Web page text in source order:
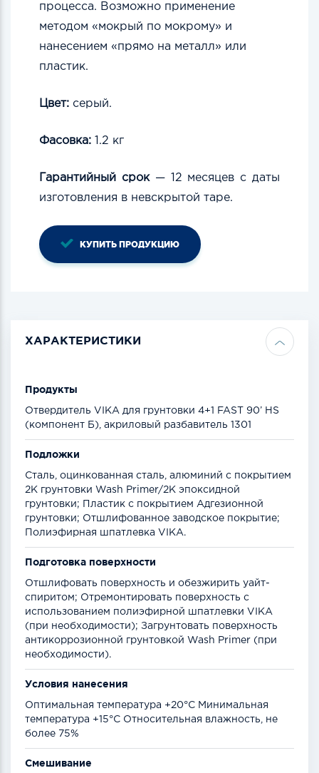
процесса. Возможно применение
методом «мокрый по мокрому» и
нанесением «прямо на металл» или
пластик.
Цвет: серый.
Фасовка: 1.2 кг
Гарантийный срок— 12 месяцев с даты
изготовления в невcкрытой таре.
КУПИТЬ ПРОДУКЦИЮ
ХАРАКТЕРИСТИКИ
Продукты
Отвердитель VIKA для грунтовки 4+1 FAST 90’ HS
(компонент Б), акриловый разбавитель 1301
Подложки
Сталь, оцинкованная сталь, алюминий с покрытием
2К грунтовки Wash Primer/2К эпоксидной
грунтовки; Пластик с покрытием Адгезионной
грунтовки; Отшлифованное заводское покрытие;
Полиэфирная шпатлевка VIKA.
Подготовка поверхности
Отшлифовать поверхность и обезжирить уайт-
спиритом; Отремонтировать поверхность с
использованием полиэфирной шпатлевки VIKA
(при необходимости); Загрунтовать поверхность
антикоррозионной грунтовкой Wash Primer (при
необходимости).
Условия нанесения
Оптимальная температура +20°С Минимальная
температура +15°С Относительная влажность, не
более 75%
Смешивание